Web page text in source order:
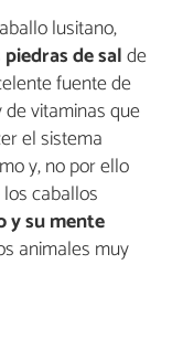
lusitano,
piedras de salde
fuente de
vitaminas que
el sistema
y, no por ello
caballos
y su mente
animales muy